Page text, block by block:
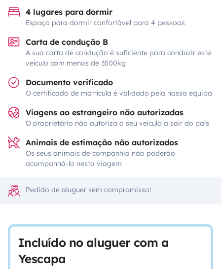
4 lugares para dormir
Espaço para dormir confortável para 4 pessoas
Carta de condução B
A sua carta de condução é suficiente para conduzir este
veículo com menos de 3500kg
Documento verificado
O certificado de matrícula é validado pela nossa equipa
Viagens ao estrangeiro não autorizadas
O proprietário não autoriza o seu veículo a sair do país
Animais de estimação não autorizados
Os seus animais de companhia não poderão
acompanhá-lo nesta viagem
Pedido de aluguer sem compromisso!
Incluído no aluguer com a
Yescapa